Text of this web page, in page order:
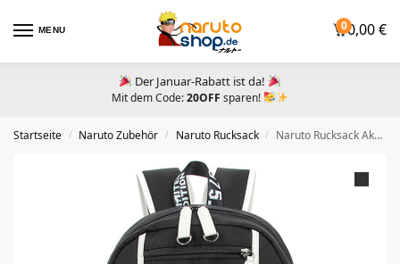
MENU 00,00€
Der Januar-Rabatt ist da!
Mit dem Code:20OFF sparen!
Startseite / Naruto Zubehör​ / Naruto Rucksack / Naruto Rucksack Akatsuki Akatsuki